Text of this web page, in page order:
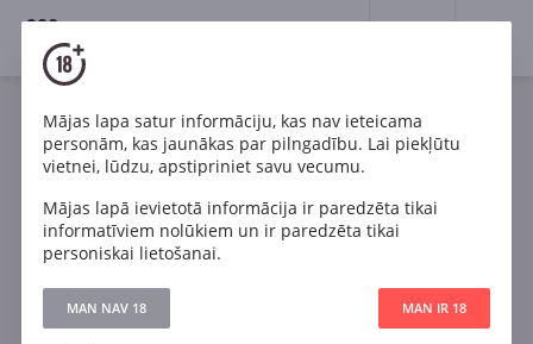
18+
Sarkans Cabernet Sauvignon Chardonnay
Malbec Pinot Noir Riesling Sangiovese
Shiraz Tempranillo
Mājas lapa satur informāciju, kas nav ieteicama
personām, kas jaunākas par pilngadību. Lai piekļūtu
vietnei, lūdzu, apstipriniet savu vecumu.
Mājas lapā ievietotā informācija ir paredzēta tikai
informatīviem nolūkiem un ir paredzēta tikai
personiskai lietošanai.
MAN NAV 18 MAN IR 18